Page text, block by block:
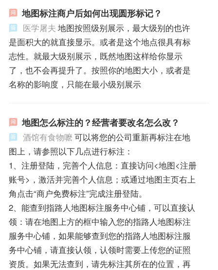
地图标注商户后如何出现圆形标记？
医学屠夫 地图按照级别展示，最大级别的也许
是面积大的就直接显示。或者是这个地点很具有标
志性。就最大级别展示，既然地图这样给你显示
了，也不会再提升了。按照你的地图大小，或者是
名称的影响度，只能在最小级别展示
地图怎么标注的？经营者要改名怎么改？
酒馆有食物嚒 可以将您的公司重新再标注在地
图上，请参照以下几点进行标注：
1、注册登陆，完善个人信息：直接访问<地图<注册
账号>，激活并完善个人信息；或通过地图主页右上
角点击“商户免费标注”完成注册登陆。
2、能查到指路人地图标注服务中心铺，可以直接认
领：请在地图上方的框中输入您的指路人地图标注
服务中心铺，如果能够查到您的指路人地图标注服
务中心铺，请直接认领，认领时需要上传您的证照
资质。如果无法查到，请先标注其所在的位置，再